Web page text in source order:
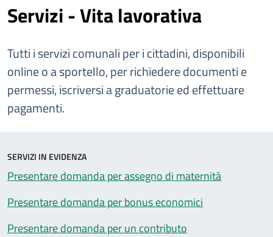
Servizi - Vita lavorativa
Tutti i servizi comunali per i cittadini, disponibili
online o a sportello, per richiedere documenti e
permessi, iscriversi a graduatorie ed effettuare
pagamenti.
SERVIZI IN EVIDENZA
Presentare domanda per assegno di maternità
Presentare domanda per bonus economici
Presentare domanda per un contributo